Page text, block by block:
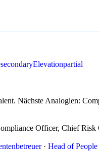
secondaryElevationpartial
Nächste Analogien:
Officer, Chief Risk
· Head of